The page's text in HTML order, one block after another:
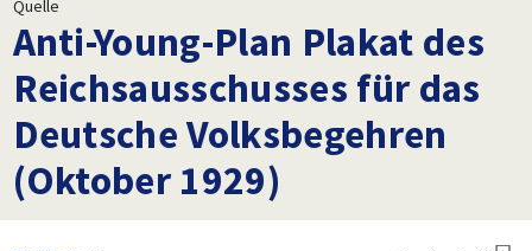
Quelle
Anti-Young-Plan Plakat des
Reichsausschusses für das
Deutsche Volksbegehren
(Oktober 1929)